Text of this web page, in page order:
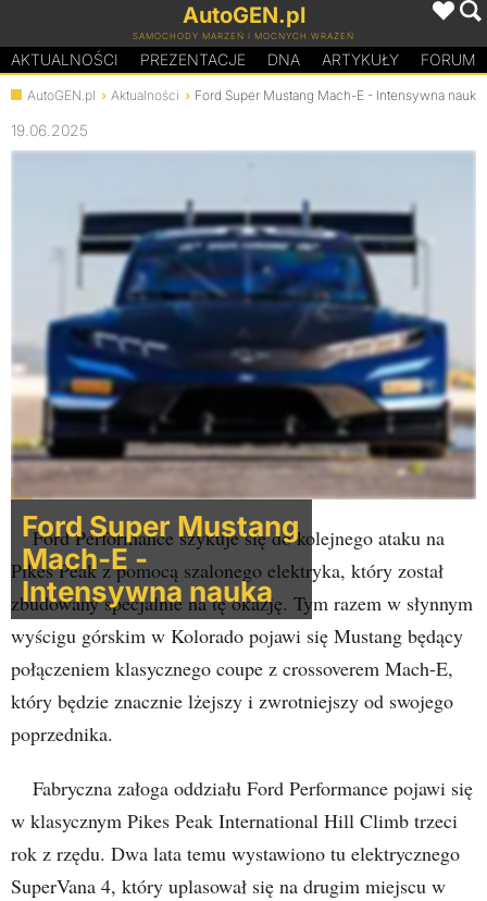
AutoGEN.pl
SAMOCHODY MARZEŃ I MOCNYCH WRAŻEŃ
AKTUALNOŚCI PREZENTACJE DNA ARTYKUŁY FORUM
AutoGEN.pl Aktualności Ford Super Mustang Mach-E - Intensywna nauka
19.06.2025
Ford Super Mustang
Mach-E -
Intensywna nauka
Ford Performance szykuje się do kolejnego ataku na
Pikes Peak z pomocą szalonego elektryka, który został
zbudowany specjalnie na tę okazję. Tym razem w słynnym
wyścigu górskim w Kolorado pojawi się Mustang będący
połączeniem klasycznego coupe z crossoverem Mach-E,
który będzie znacznie lżejszy i zwrotniejszy od swojego
poprzednika.
Fabryczna załoga oddziału Ford Performance pojawi się
w klasycznym Pikes Peak International Hill Climb trzeci
rok z rzędu. Dwa lata temu wystawiono tu elektrycznego
SuperVana 4, który uplasował się na drugim miejscu w